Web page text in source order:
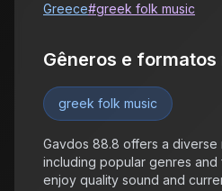
Greece#greek folk music
Gêneros e formatos
greek folk music
Gavdos 88.8 offers a diverse
including popular genres and
enjoy quality sound and